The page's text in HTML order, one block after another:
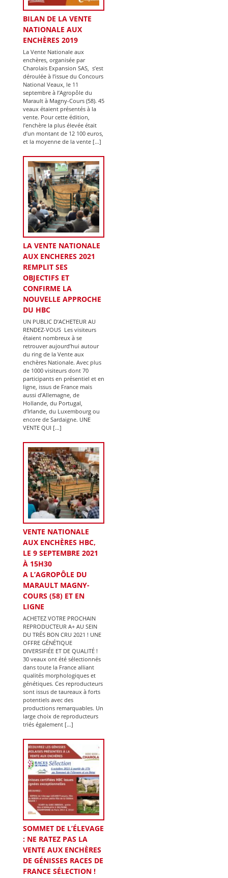
BILAN DE LA VENTE
NATIONALE AUX
ENCHÈRES 2019
La Vente Nationale aux
enchères, organisée par
Charolais Expansion SAS, s’est
déroulée à l’issue du Concours
National Veaux, le 11
septembre à l’Agropôle du
Marault à Magny-Cours (58). 45
veaux étaient présentés à la
vente. Pour cette édition,
l’enchère la plus élevée était
d’un montant de 12 100 euros,
et la moyenne de la vente […]
LA VENTE NATIONALE
AUX ENCHERES 2021
REMPLIT SES
OBJECTIFS ET
CONFIRME LA
NOUVELLE APPROCHE
DU HBC
UN PUBLIC D’ACHETEUR AU
RENDEZ-VOUS Les visiteurs
étaient nombreux à se
retrouver aujourd’hui autour
du ring de la Vente aux
enchères Nationale. Avec plus
de 1000 visiteurs dont 70
participants en présentiel et en
ligne, issus de France mais
aussi d’Allemagne, de
Hollande, du Portugal,
d’Irlande, du Luxembourg ou
encore de Sardaigne. UNE
VENTE QUI […]
VENTE NATIONALE
AUX ENCHÈRES HBC,
LE 9 SEPTEMBRE 2021
À 15H30
A L’AGROPÔLE DU
MARAULT MAGNY-
COURS (58) ET EN
LIGNE
ACHETEZ VOTRE PROCHAIN
REPRODUCTEUR A+ AU SEIN
DU TRÉS BON CRU 2021 ! UNE
OFFRE GÉNÉTIQUE
DIVERSIFIÉE ET DE QUALITÉ !
30 veaux ont été sélectionnés
dans toute la France alliant
qualités morphologiques et
génétiques. Ces reproducteurs
sont issus de taureaux à forts
potentiels avec des
productions remarquables. Un
large choix de reproducteurs
triés également […]
SOMMET DE L’ÉLEVAGE
: NE RATEZ PAS LA
VENTE AUX ENCHÈRES
DE GÉNISSES RACES DE
FRANCE SÉLECTION !